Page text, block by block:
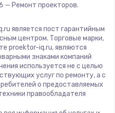
— Ремонт проекторов.
является пост гарантийным
центром. Торговые марки,
proektor-iq.ru, являются
знаками компаний
используется не с целью
услуг по ремонту, а с
о предоставляемых
правообладателя